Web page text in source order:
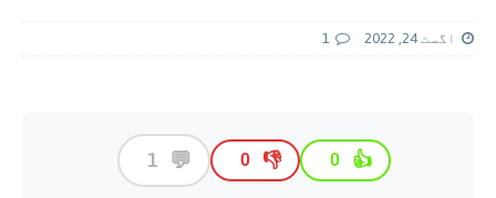
اگست 24, 2022 1
👍
0
👎
0
💬
1